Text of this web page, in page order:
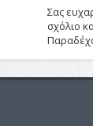
Σας
σχόλιο